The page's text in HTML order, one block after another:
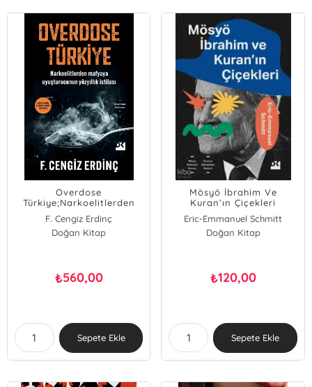
Overdose
Türkiye;Narkoelitlerden
Mafyaya Uyuşturucunun
Yüzyıllık İstilası
F. Cengiz Erdinç
Doğan Kitap
₺560,00
Sepete Ekle
Mösyö İbrahim Ve
Kuran’ın Çiçekleri
Eric-Emmanuel Schmitt
Doğan Kitap
₺120,00
Sepete Ekle